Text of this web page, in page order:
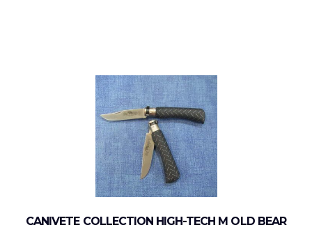
CANIVETE COLLECTION HIGH-TECH M OLD BEAR